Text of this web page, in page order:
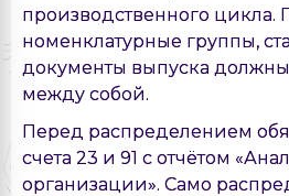
производственного цикла.
номенклатурные группы,
документы выпуска должны
между собой.
Перед распределением
счета 23 и 91 с отчётом
организации». Само